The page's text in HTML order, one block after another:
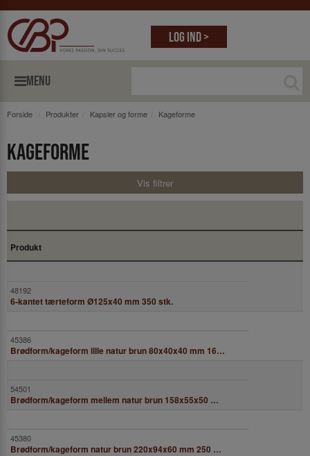
Log ind >
MENU
Forside Produkter Kapsler og forme Kageforme
Kageforme
Vis filtrer
Produkt
6-kantet tærteform Ø125x40 mm 350 stk.
Brødform/kageform lille natur brun 80x40x40 mm 167 ml 600 stk.
Brødform/kageform mellem natur brun 158x55x50 mm 523 ml 675 stk.
Brødform/kageform natur brun 220x94x60 mm 250 stk.